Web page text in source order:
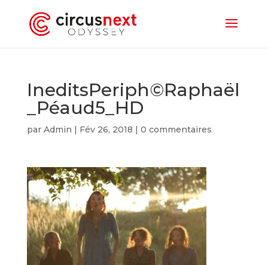
IneditsPeriph©Raphaël
_Péaud5_HD
par Admin | Fév 26, 2018 | 0 commentaires